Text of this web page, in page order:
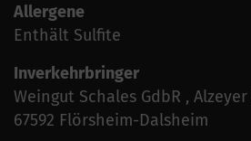
Allergene
Enthält Sulfite
Inverkehrbringer
Weingut Schales GdbR ,
67592 Flörsheim-Dalsheim